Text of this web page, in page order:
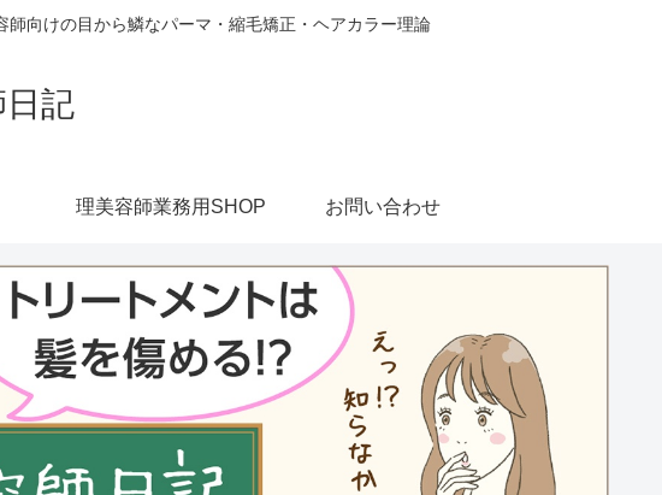
向けの目から鱗なパーマ・縮毛矯正・ヘアカラー理論
記
理美容師業務用SHOP お問い合わせ